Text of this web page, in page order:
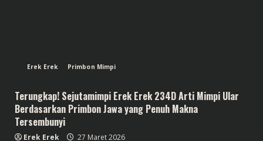
Erek Erek Primbon Mimpi
Terungkap! Sejutamimpi Erek Erek 234D Arti Mimpi Ular
Berdasarkan Primbon Jawa yang Penuh Makna
Tersembunyi
Erek Erek 27 Maret 2026